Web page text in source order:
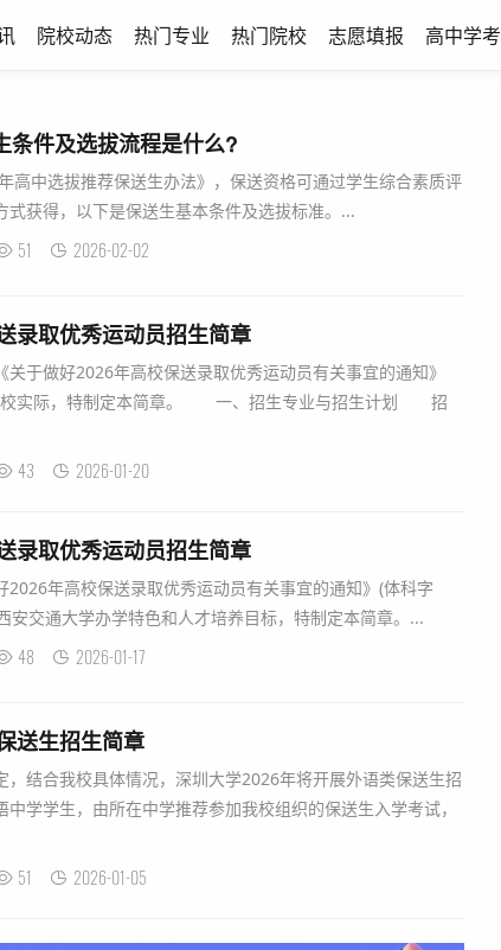
院校动态 热门专业 热门院校 志愿填报 高中学考
条件及选拔流程是什么?
高中选拔推荐保送生办法》，保送资格可通过学生综合素质评
式获得，以下是保送生基本条件及选拔标准。...
51 2026-02-02
录取优秀运动员招生简章
于做好2026年高校保送录取优秀运动员有关事宜的通知》
校实际，特制定本简章。 一、招生专业与招生计划 招
43 2026-01-20
录取优秀运动员招生简章
2026年高校保送录取优秀运动员有关事宜的通知》(体科字
安交通大学办学特色和人才培养目标，特制定本简章。...
48 2026-01-17
送生招生简章
结合我校具体情况，深圳大学2026年将开展外语类保送生招
学学生，由所在中学推荐参加我校组织的保送生入学考试，
51 2026-01-05